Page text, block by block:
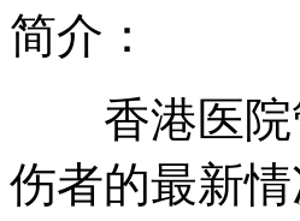
美国高中生给老师偷下丰臀药
川航航班降落后机内乘客群
山西运城恶犬咬伤多人 警
简介：
香港医院管
伤者的最新